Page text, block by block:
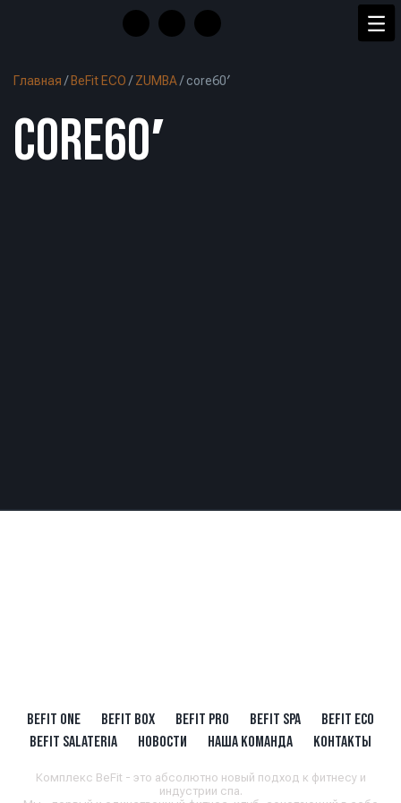
Главная / BeFit ECO /ZUMBA/core60′
CORE60′
BEFIT ONE BEFIT BOX BEFIT PRO BEFIT SPA
BEFIT ECO
BEFIT SALATERIA
НОВОСТИ НАША КОМАНДА КОНТАКТЫ
Комплекс BeFit - это абсолютно новый подход к фитнесу и
индустрии спа.